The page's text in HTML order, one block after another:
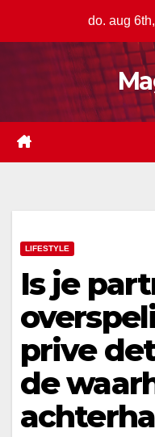
do. aug
LIFESTYLE
Is je
prive
de